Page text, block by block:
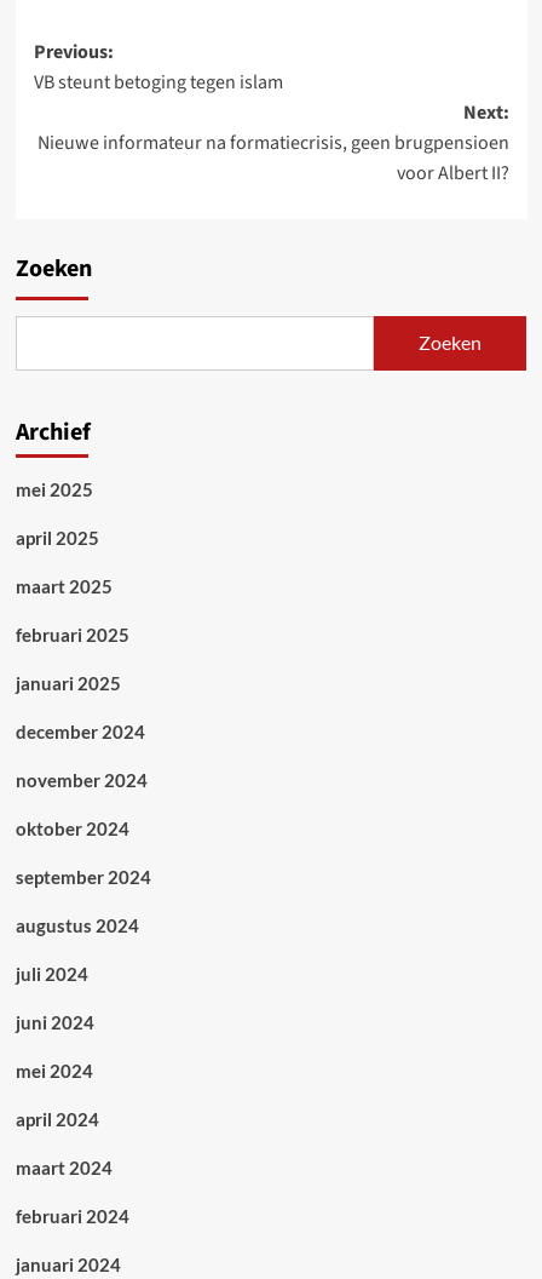
Post
navigation
Previous:
VB steunt betoging tegen islam
Next:
Nieuwe informateur na formatiecrisis, geen brugpensioen
voor Albert II?
Zoeken
Zoeken
Archief
mei 2025
april 2025
maart 2025
februari 2025
januari 2025
december 2024
november 2024
oktober 2024
september 2024
augustus 2024
juli 2024
juni 2024
mei 2024
april 2024
maart 2024
februari 2024
januari 2024